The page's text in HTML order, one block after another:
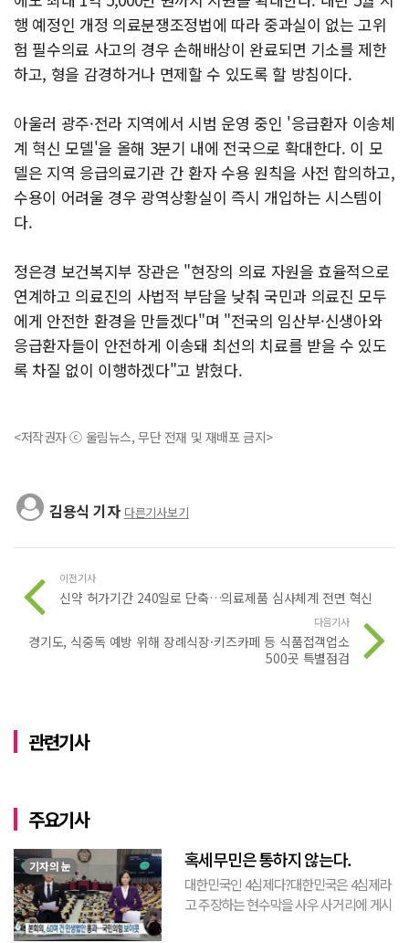
행 예정인 개정 의료분쟁조정법에 따라 중과실이 없는 고위
험 필수의료 사고의 경우 손해배상이 완료되면 기소를 제한
하고, 형을 감경하거나 면제할 수 있도록 할 방침이다.
아울러 광주·전라 지역에서 시범 운영 중인 '응급환자 이송체
계 혁신 모델'을 올해 3분기 내에 전국으로 확대한다. 이 모
델은 지역 응급의료기관 간 환자 수용 원칙을 사전 합의하고,
수용이 어려울 경우 광역상황실이 즉시 개입하는 시스템이
다.
정은경 보건복지부 장관은 "현장의 의료 자원을 효율적으로
연계하고 의료진의 사법적 부담을 낮춰 국민과 의료진 모두
에게 안전한 환경을 만들겠다"며 "전국의 임산부·신생아와
응급환자들이 안전하게 이송돼 최선의 치료를 받을 수 있도
록 차질 없이 이행하겠다"고 밝혔다.
<저작권자 ⓒ 울림뉴스, 무단 전재 및 재배포 금지>
김용식 기자 다른기사보기
이전기사
신약 허가기간 240일로 단축…의료제품 심사체계 전면 혁신
다음기사
경기도, 식중독 예방 위해 장례식장·키즈카페 등 식품접객업소
500곳 특별점검
관련기사
주요기사
기자의 눈 혹세무민은 통하지 않는다.
대한민국인 4심제다?대한민국은 4심제라
고 주장하는 현수막을 사우 사거리에 게시